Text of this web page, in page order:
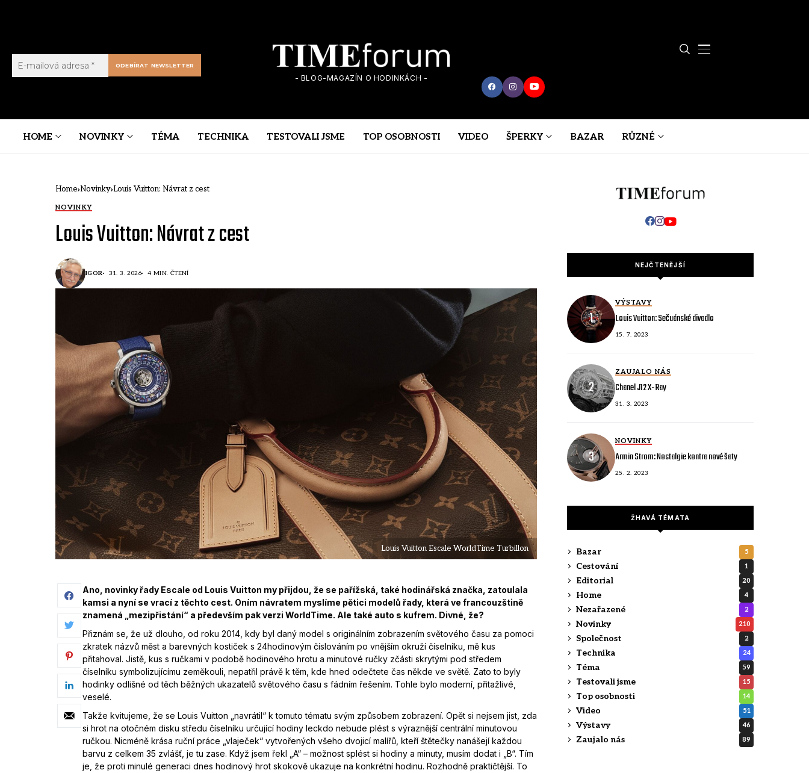
- BLOG-MAGAZÍN O HODINKÁCH -
HOME NOVINKY TÉMA TECHNIKA TESTOVALI JSME TOP OSOBNOSTI VIDEO ŠPERKY BAZAR RŮZNÉ
Home Novinky Louis Vuitton: Návrat z cest
NOVINKY
Louis Vuitton: Návrat z cest
IGOR 31. 3. 2026 4 MIN. ČTENÍ
Louis Vuitton Escale WorldTime Turbillon
Ano, novinky řady Escale od Louis Vuitton my přijdou, že se pařížská, také hodinářská značka, zatoulala
kamsi a nyní se vrací z těchto cest. Oním návratem myslíme pětici modelů řady, která ve francouzštině
znamená „mezipřistání“ a především pak verzi WorldTime. Ale také auto s kufrem. Divné, že?
Přiznám se, že už dlouho, od roku 2014, kdy byl daný model s originálním zobrazením světového času za pomoci
zkratek názvů měst a barevných kostiček s 24hodinovým číslováním po vnějším okruží číselníku, mě kus
přitahoval. Jistě, kus s ručkami v podobě hodinového hrotu a minutové ručky zčásti skrytými pod středem
číselníku symbolizujícímu zeměkouli, nepatřil právě k těm, kde hned odečtete čas někde ve světě. Zato to byly
hodinky odlišné od těch běžných ukazatelů světového času s fádním řešením. Tohle bylo moderní, přitažlivé,
veselé.
Takže kvitujeme, že se Louis Vuitton „navrátil“ k tomuto tématu svým způsobem zobrazení. Opět si nejsem jist, zda
si hrot na otočném disku středu číselníku určující hodiny leckdo nebude plést s výraznější centrální minutovou
ručkou. Nicméně krása ruční práce „vlaječek“ vytvořených všeho dvojicí malířů, kteří štětečky nanášejí každou
barvu z celkem 35 zvlášť, je tu zase. Když jsem řekl „A“ – možnost splést si hodiny a minuty, musím dodat i „B“. Tím
je, že proti minulé generaci dnes hodinový hrot skokově ukazuje na konkrétní hodinu. Rozhodně praktičtější. To
NEJČTENĚJŠÍ
VÝSTAVY
Louis Vuitton: Sečuánské divadlo
15. 7. 2023
ZAUJALO NÁS
Chanel J12 X-Ray
31. 3. 2023
NOVINKY
Armin Strom: Nostalgie kontra nové šaty
25. 2. 2023
ŽHAVÁ TÉMATA
Bazar 5
Cestování 1
Editorial 20
Home 4
Nezařazené 2
Novinky 210
Společnost 2
Technika 24
Téma 59
Testovali jsme 15
Top osobnosti 14
Video 51
Výstavy 46
Zaujalo nás 89